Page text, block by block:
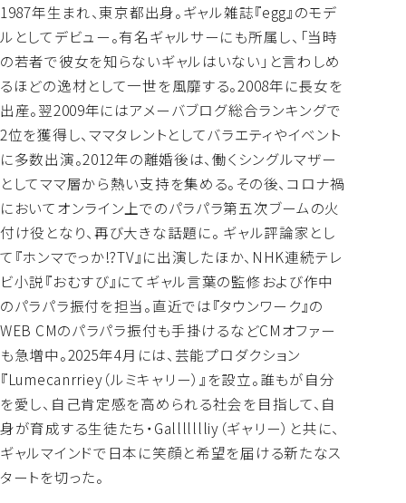
1987年生まれ、東京都出身。ギャル雑誌『egg』のモデ
ルとしてデビュー。有名ギャルサーにも所属し、「当時
の若者で彼女を知らないギャルはいない」と言わしめ
るほどの逸材として一世を風靡する。2008年に長女を
出産。翌2009年にはアメーバブログ総合ランキングで
2位を獲得し、ママタレントとしてバラエティやイベント
に多数出演。2012年の離婚後は、働くシングルマザー
としてママ層から熱い支持を集める。その後、コロナ禍
においてオンライン上でのパラパラ第五次ブームの火
付け役となり、再び大きな話題に。 ギャル評論家とし
て『ホンマでっか!?TV』に出演したほか、NHK連続テレ
ビ小説『おむすび』にてギャル言葉の監修および作中
のパラパラ振付を担当。直近では『タウンワーク』の
WEB CMのパラパラ振付も手掛けるなどCMオファー
も急増中。2025年4月には、芸能プロダクション
『Lumecanrriey（ルミキャリー）』を設立。誰もが自分
を愛し、自己肯定感を高められる社会を目指して、自
身が育成する生徒たち・Gallllllliy（ギャリー）と共に、
ギャルマインドで日本に笑顔と希望を届ける新たなス
タートを切った。